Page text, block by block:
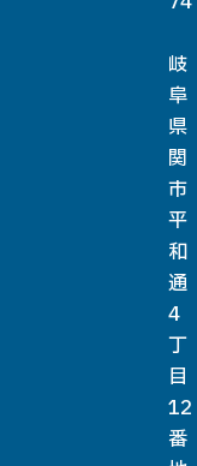
岐
阜
県
関
市
平
和
通
4
丁
目
12
番